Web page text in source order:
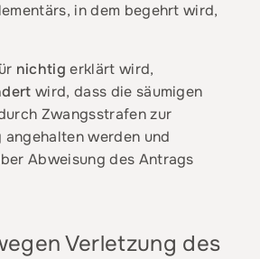
in dem begehrt wird,
nichtig erklärt wird,
wird, dass die säumigen
Zwangsstrafen zur
angehalten werden und
Abweisung des Antrags
Verletzung des